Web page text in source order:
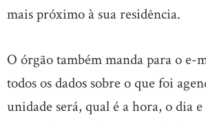
mais próximo à sua residência.
O órgão também manda para o e-
todos os dados sobre o que foi
unidade será, qual é a hora, o dia